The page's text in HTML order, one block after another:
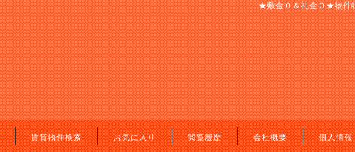
★敷金０＆礼金０★物件
賃貸物件検索 お気に入り 閲覧履歴 会社概要 個人情報